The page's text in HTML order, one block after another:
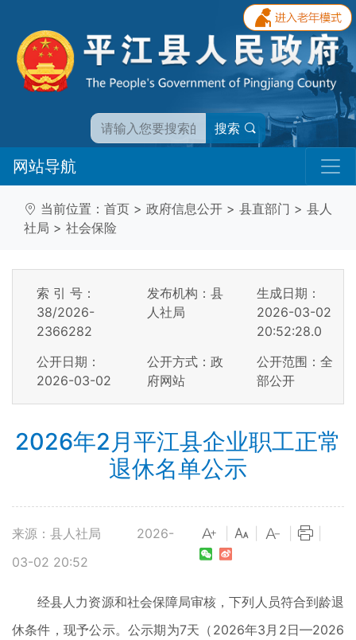
搜索
网站导航
当前位置： 首页 > 政府信息公开 > 县直部门 > 县人
社局 > 社会保险
索 引 号：
38/2026-
2366282
发布机构：县
人社局
生成日期：
2026-03-02
20:52:28.0
公开日期：
2026-03-02
公开方式：政
府网站
公开范围：全
部公开
2026年2月平江县企业职工正常
退休名单公示
来源：县人社局
2026-
03-02 20:52
经县人力资源和社会保障局审核，下列人员符合到龄退
休条件，现予公示。公示期为7天（2026年3月2日—2026